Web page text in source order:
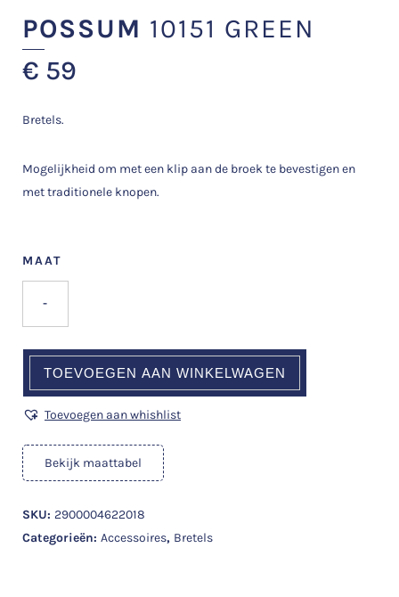
POSSUM 10151 GREEN
€ 59
Bretels.
Mogelijkheid om met een klip aan de broek te bevestigen en
met traditionele knopen.
MAAT
-
TOEVOEGEN AAN WINKELWAGEN
Toevoegen aan whishlist
Bekijk maattabel
SKU: 2900004622018
Categorieën: Accessoires, Bretels